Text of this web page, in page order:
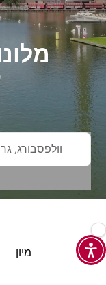
וולפסבורג,
מיון